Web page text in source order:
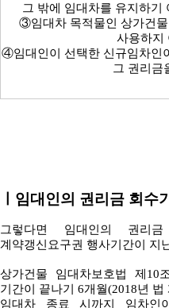
그 밖에 임대차를 유지하기
③임대차 목적물인 상가건
사용하지
④임대인이 선택한 신규임차인
그 권리금
임대인의 권리금 회
그렇다면 임대인의 권리
계약갱신요구권 행사기간이 지
상가건물 임대차보호법 제10
기간이 끝나기 6개월(2018년
임대차 종료 시까지 임차인